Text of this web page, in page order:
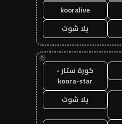
kooralive
يلا شوت
!
كورة ستار -
koora-star
يلا شوت